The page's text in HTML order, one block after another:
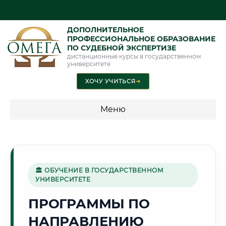
ДОПОЛНИТЕЛЬНОЕ
ПРОФЕССИОНАЛЬНОЕ ОБРАЗОВАНИЕ
ПО СУДЕБНОЙ ЭКСПЕРТИЗЕ
дистанционные курсы в государственном
университете
ХОЧУ УЧИТЬСЯ➜
Меню
специальности"
Стоимость по программам обучения "Судебная экспертиза"
Стоимость по программам обучения "Экспертиза"
🏛 ОБУЧЕНИЕ В ГОСУДАРСТВЕННОМ
УНИВЕРСИТЕТЕ
ПРОГРАММЫ ПО
НАПРАВЛЕНИЮ